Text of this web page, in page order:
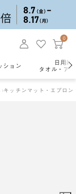
0
ション
日用雑
タオル・ア
キッチンマット・エプロン